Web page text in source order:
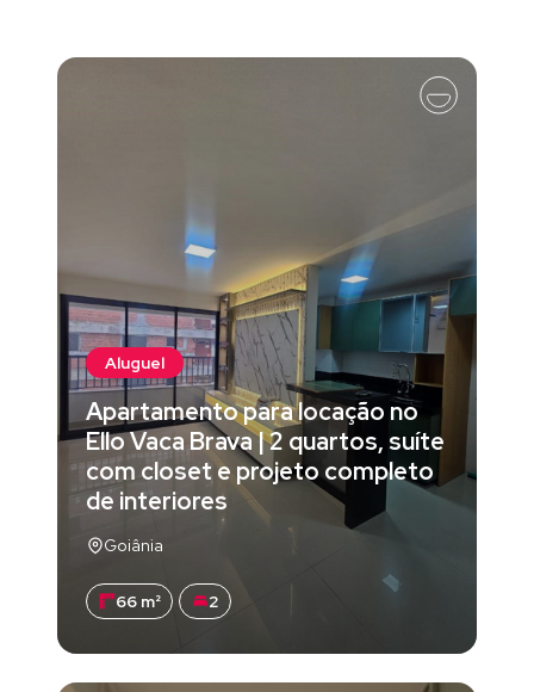
Aluguel
Apartamento para locação no
Ello Vaca Brava | 2 quartos, suíte
com closet e projeto completo
de interiores
Goiânia
66 m² 2